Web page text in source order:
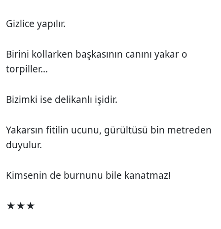
Gizlice yapılır.
Birini kollarken başkasının canını yakar o
torpiller...
Bizimki ise delikanlı işidir.
Yakarsın fitilin ucunu, gürültüsü bin metreden
duyulur.
Kimsenin de burnunu bile kanatmaz!
★★★